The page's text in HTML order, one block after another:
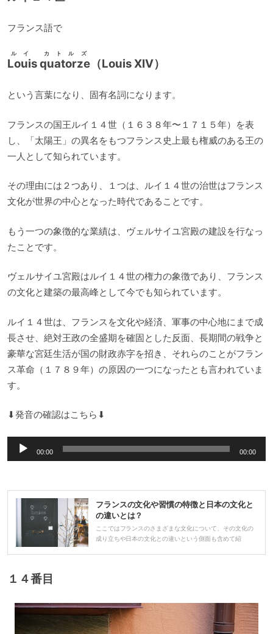
ヤ
フランス語で
Louis quatorze
ルイ カトルズ
（Louis XIV）
という言葉になり、固有名詞になります。
フランスの国王ルイ１４世（１６３８年〜１７１５年）を表
し、「太陽王」の異名をもつフランス史上最も権威のある王の
一人として知られています。
その理由には２つあり、１つは、ルイ１４世の治世はフランス
文化が世界の中心となった時代であることです。
もう一つの象徴的な業績は、ヴェルサイユ宮殿の建設を行なっ
たことです。
ヴェルサイユ宮殿はルイ１４世の権力の象徴であり、フランス
の文化と建築の最高峰として今でも知られています。
ルイ１４世は、フランスを文化や経済、軍事の中心地にまで成
長させ、絶対王政の全盛期を確固とした反面、長期間の戦争と
豪華な宮廷生活が国の財政赤字を招き、それらのことがフラン
ス革命（１７８９年）の原因の一つになったとも言われていま
す。
⬇︎発音の確認はこちら⬇︎
声
レ
ー
00:00 00:00
フランスの文化や習慣の特徴と日本の文化と
の違いとは？
ここではフランスのさまざまな文化について、その文化の
成り立ちや日本の文化との違いという側面も含めて紹
１４番目